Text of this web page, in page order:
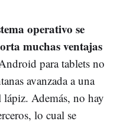
operativo se
muchas ventajas
para tablets no
avanzada a una
Además, no hay
lo cual se